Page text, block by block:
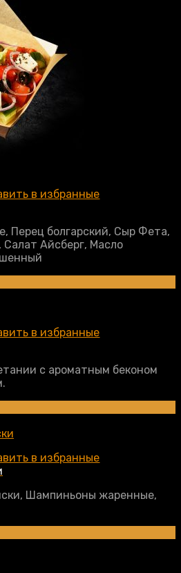
в избранные
Перец болгарский, Сыр Фета,
Айсберг, Масло
в избранные
с ароматным беконом
в избранные
Шампиньоны жаренные,